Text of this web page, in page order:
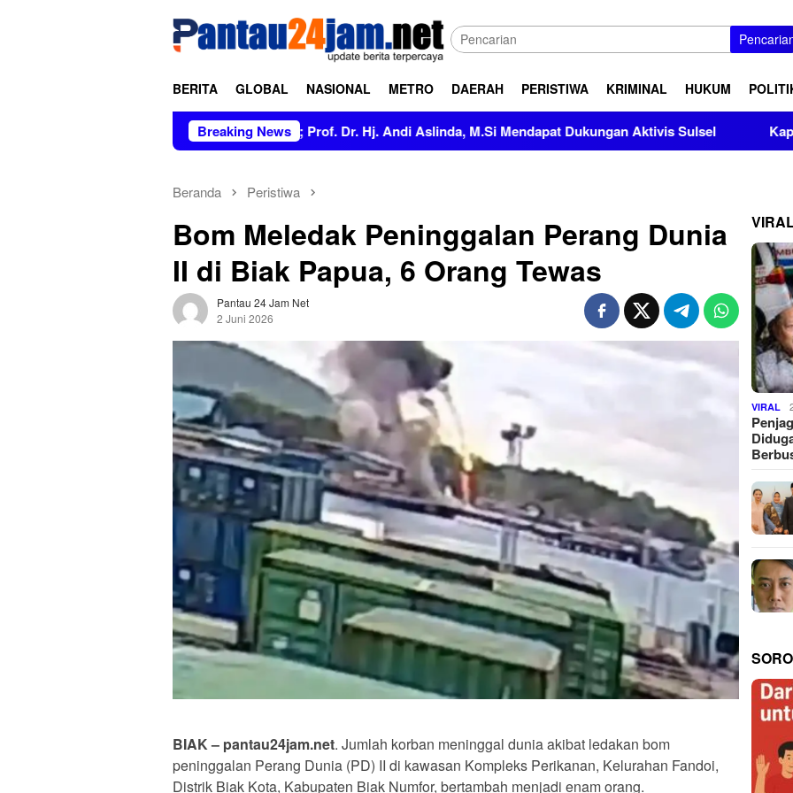
BERITA GLOBAL NASIONAL METRO DAERAH PERISTIWA KRIMINAL HUKUM
Breaking News
Figur Bersih dan Tidak Berkonflik; Prof. Dr. Hj. Andi Aslinda, M.Si Mendapat Dukungan Aktivis Sulsel Kapolres
Beranda Peristiwa
Bom Meledak Peninggalan Perang Dunia
II di Biak Papua, 6 Orang Tewas
Pantau 24 Jam Net
2 Juni 2026
BIAK – pantau24jam.net. Jumlah korban meninggal dunia akibat ledakan bom
peninggalan Perang Dunia (PD) II di kawasan Kompleks Perikanan, Kelurahan Fandoi,
Distrik Biak Kota, Kabupaten Biak Numfor, bertambah menjadi enam orang.
VIRAL